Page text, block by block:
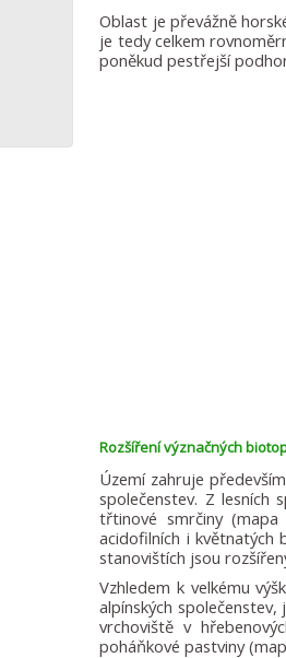
Oblast je převážně
je tedy celkem
poněkud pestřejší
Rozšíření význačných
Území zahruje
společenstev. Z lesních
třtinové smrčiny
acidofilních i květnatých
stanovištích jsou
Vzhledem k velkému
alpínských
vrchoviště v
poháňkové pastviny